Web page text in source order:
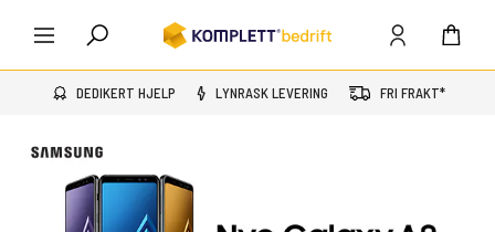
DEDIKERT HJELP LYNRASK LEVERING FRI FRAKT*